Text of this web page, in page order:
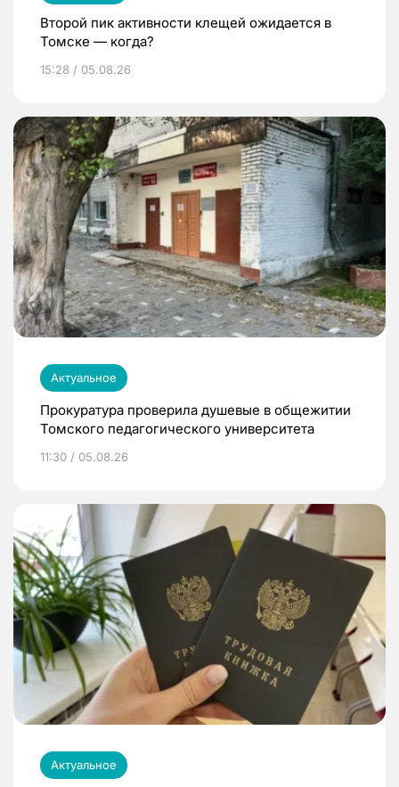
Второй пик активности клещей ожидается в
Томске — когда?
15:28 / 05.08.26
Актуальное
Прокуратура проверила душевые в общежитии
Томского педагогического университета
11:30 / 05.08.26
Актуальное